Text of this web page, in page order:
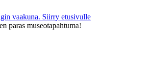
Siirry etusivulle
paras museotapahtuma!